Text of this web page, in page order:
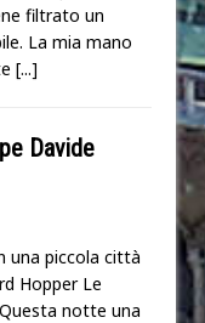
filtrato un
La mia mano
[...]
Davide
una piccola città
Hopper Le
notte una